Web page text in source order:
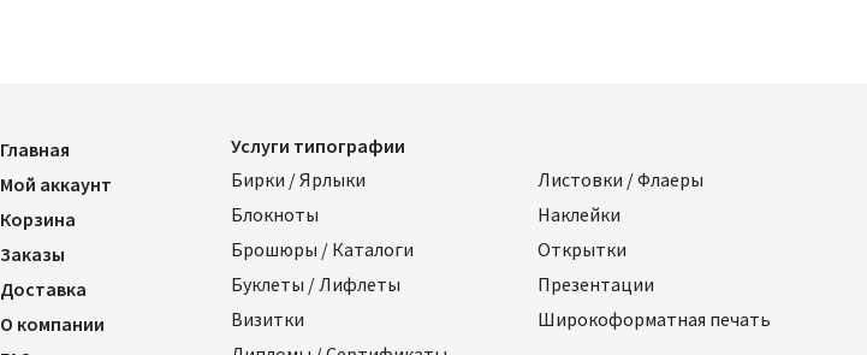
Главная
Мой аккаунт
Корзина
Заказы
Доставка
О компании
Услуги типографии
Бирки / Ярлыки
Блокноты
Брошюры / Каталоги
Буклеты / Лифлеты
Визитки
Листовки / Флаеры
Наклейки
Открытки
Презентации
Широкоформатная печать